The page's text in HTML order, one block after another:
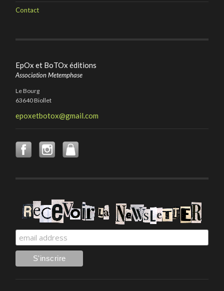
Contact
EpOx et BoTOx éditions
Association Metemphase
Le Bourg
63640 Biollet
epoxetbotox@gmail.com